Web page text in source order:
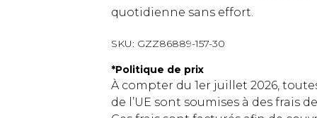
quotidienne sans effort.
SKU: GZZ86889-157-30
*Politique de prix
À compter du 1er juillet 2026,
de l’UE sont soumises à des frais